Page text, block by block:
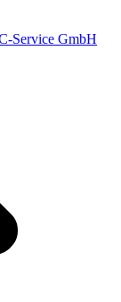
Service GmbH